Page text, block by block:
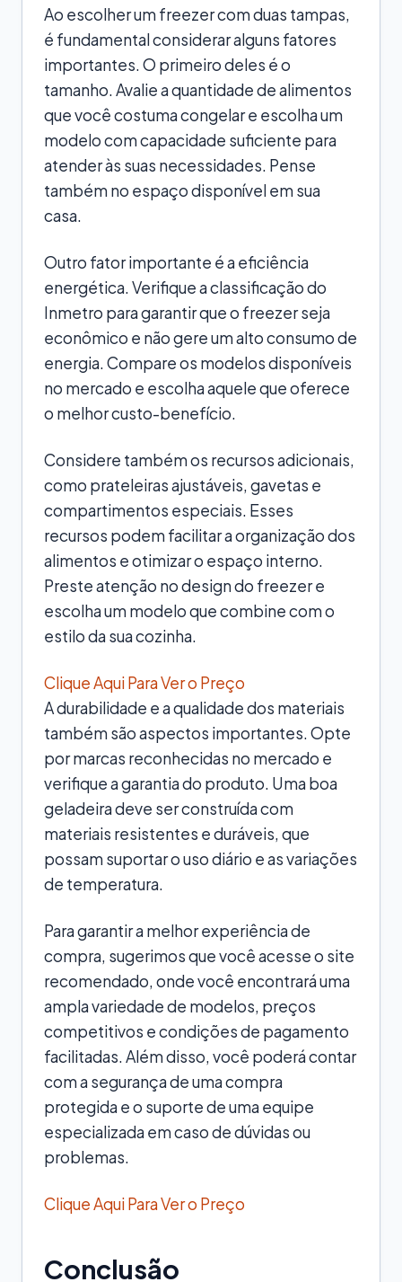
Ao escolher um freezer com duas tampas,
é fundamental considerar alguns fatores
importantes. O primeiro deles é o
tamanho. Avalie a quantidade de alimentos
que você costuma congelar e escolha um
modelo com capacidade suficiente para
atender às suas necessidades. Pense
também no espaço disponível em sua
casa.
Outro fator importante é a eficiência
energética. Verifique a classificação do
Inmetro para garantir que o freezer seja
econômico e não gere um alto consumo de
energia. Compare os modelos disponíveis
no mercado e escolha aquele que oferece
o melhor custo-benefício.
Considere também os recursos adicionais,
como prateleiras ajustáveis, gavetas e
compartimentos especiais. Esses
recursos podem facilitar a organização dos
alimentos e otimizar o espaço interno.
Preste atenção no design do freezer e
escolha um modelo que combine com o
estilo da sua cozinha.
Clique Aqui Para Ver o Preço
A durabilidade e a qualidade dos materiais
também são aspectos importantes. Opte
por marcas reconhecidas no mercado e
verifique a garantia do produto. Uma boa
geladeira deve ser construída com
materiais resistentes e duráveis, que
possam suportar o uso diário e as variações
de temperatura.
Para garantir a melhor experiência de
compra, sugerimos que você acesse o site
recomendado, onde você encontrará uma
ampla variedade de modelos, preços
competitivos e condições de pagamento
facilitadas. Além disso, você poderá contar
com a segurança de uma compra
protegida e o suporte de uma equipe
especializada em caso de dúvidas ou
problemas.
Clique Aqui Para Ver o Preço
Conclusão